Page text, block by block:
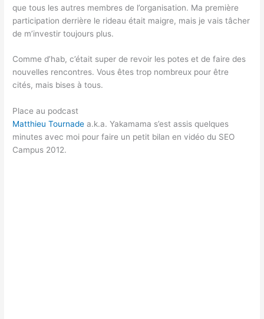
que tous les autres membres de l’organisation. Ma première
participation derrière le rideau était maigre, mais je vais tâcher
de m’investir toujours plus.
Comme d’hab, c’était super de revoir les potes et de faire des
nouvelles rencontres. Vous êtes trop nombreux pour être
cités, mais bises à tous.
Place au podcast
Matthieu Tournade a.k.a. Yakamama s’est assis quelques
minutes avec moi pour faire un petit bilan en vidéo du SEO
Campus 2012.